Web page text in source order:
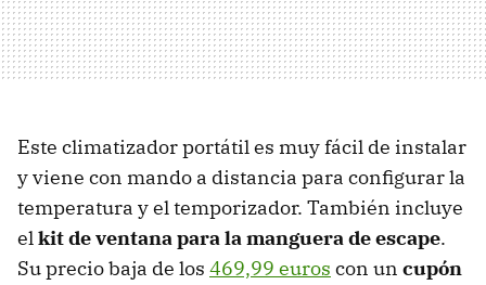
Este climatizador portátil es muy fácil de instalar
y viene con mando a distancia para configurar la
temperatura y el temporizador. También incluye
elkit de ventana para la manguera de escape.
Su precio baja de los 469,99 euros con un cupón